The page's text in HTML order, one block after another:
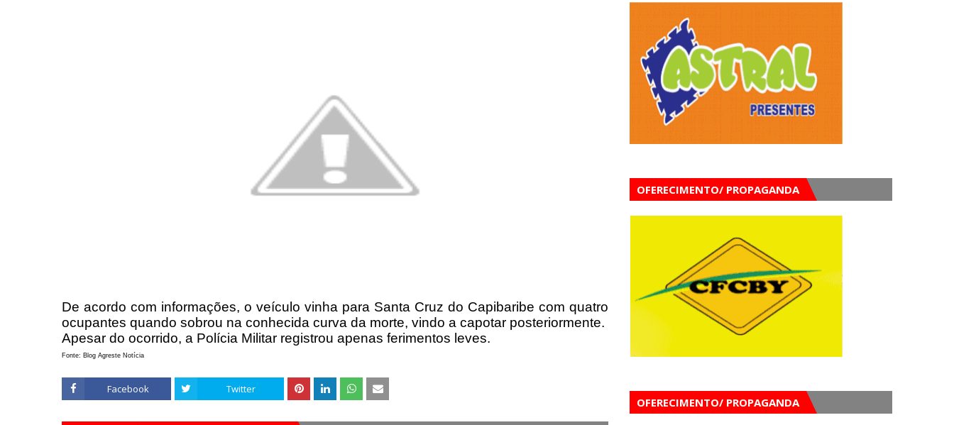
De acordo com informações, o veículo vinha para Santa Cruz do Capibaribe com quatro
ocupantes quando sobrou na conhecida curva da morte, vindo a capotar posteriormente.
Apesar do ocorrido, a Polícia Militar registrou apenas ferimentos leves.
Fonte: Blog Agreste Notícia
Facebook Twitter
OFERECIMENTO/ PROPAGANDA
OFERECIMENTO/ PROPAGANDA